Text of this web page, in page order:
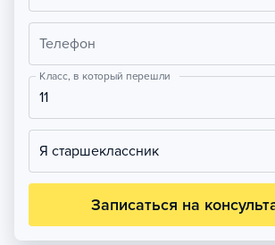
Телефон
Класс, в который перешли
11
Я старшеклассник
Записаться на